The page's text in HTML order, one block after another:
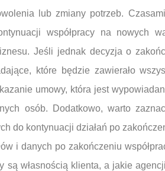
lub zmiany potrzeb.
współpracy na nowych
Jeśli jednak decyzja o
które będzie zawierało
umowy, która jest
osób. Dodatkowo, warto
do kontynuacji działań po
i danych po zakończeniu
są własnością klienta, a jakie